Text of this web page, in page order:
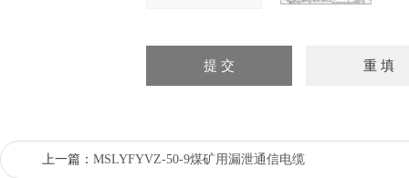
上一篇： MSLYFYVZ-50-9煤矿用漏泄通信电缆